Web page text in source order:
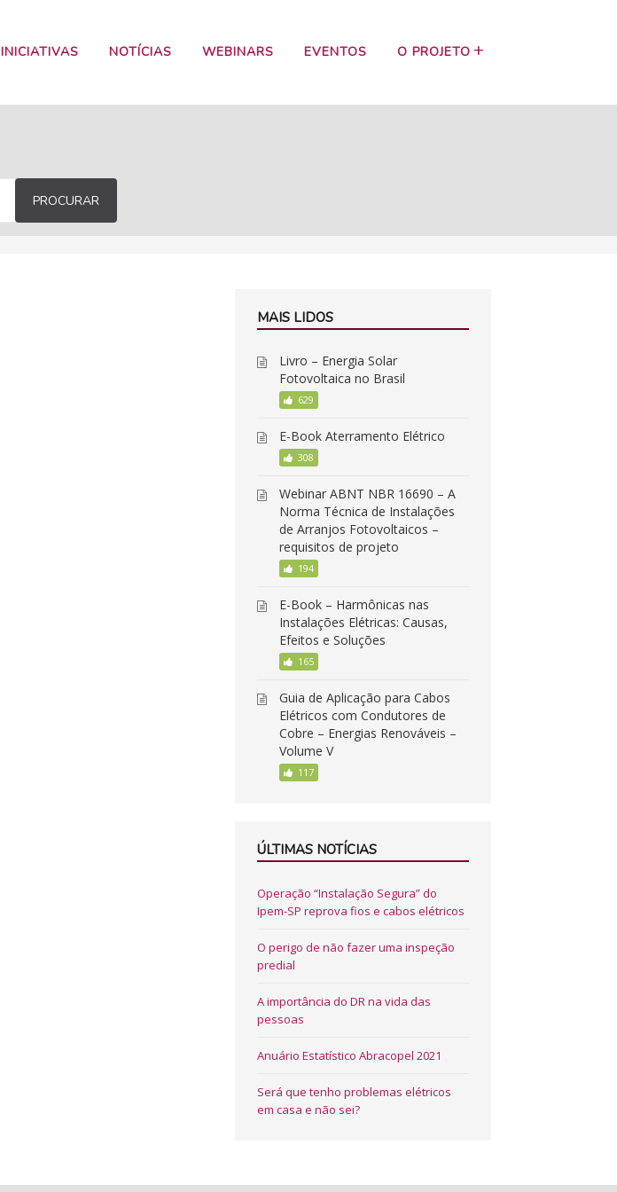
INICIATIVAS NOTÍCIAS WEBINARS EVENTOS O PROJETO
PROCURAR
MAIS LIDOS
Livro – Energia Solar
Fotovoltaica no Brasil
629
E-Book Aterramento Elétrico
308
Webinar ABNT NBR 16690 – A
Norma Técnica de Instalações
de Arranjos Fotovoltaicos –
requisitos de projeto
194
E-Book – Harmônicas nas
Instalações Elétricas: Causas,
Efeitos e Soluções
165
Guia de Aplicação para Cabos
Elétricos com Condutores de
Cobre – Energias Renováveis –
Volume V
117
ÚLTIMAS NOTÍCIAS
Operação “Instalação Segura” do
Ipem-SP reprova fios e cabos elétricos
O perigo de não fazer uma inspeção
predial
A importância do DR na vida das
pessoas
Anuário Estatístico Abracopel 2021
Será que tenho problemas elétricos
em casa e não sei?